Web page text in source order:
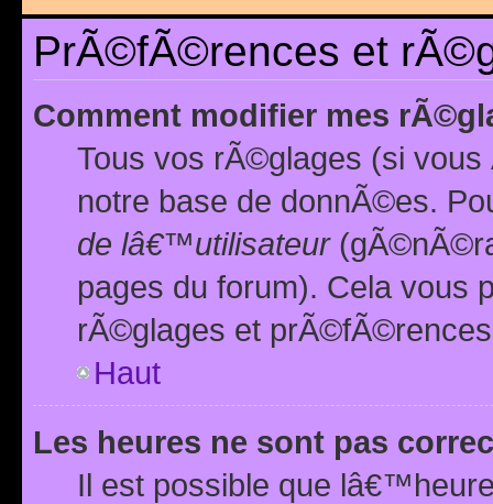
PrÃ©fÃ©rences et
Comment modifier mes
Tous vos rÃ©glages (si
notre base de donnÃ©es.
de lâ€™utilisateur
pages du forum). Cela vous
rÃ©glages et
Haut
Les heures ne sont pas
Il est possible que